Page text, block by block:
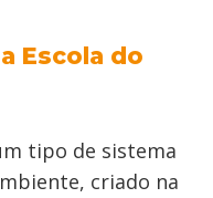
Escola do
tipo de sistema
criado na